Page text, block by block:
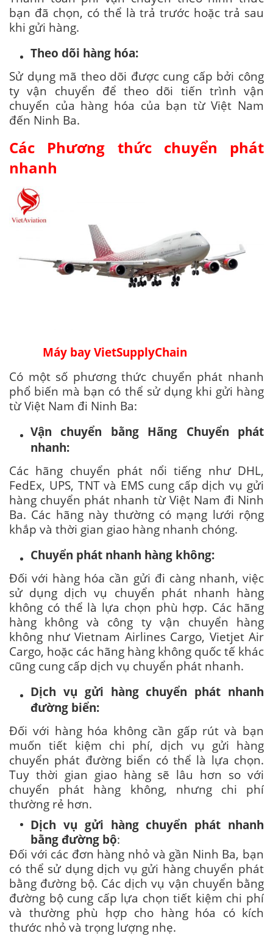
bạn đã chọn, có thể là trả trước hoặc trả sau
khi gửi hàng.
Theo dõi hàng hóa:
Sử dụng mã theo dõi được cung cấp bởi công
ty vận chuyển để theo dõi tiến trình vận
chuyển của hàng hóa của bạn từ Việt Nam
đến Ninh Ba.
Các Phương thức chuyển phát
nhanh
Máy bay VietSupplyChain
Có một số phương thức chuyển phát nhanh
phổ biến mà bạn có thể sử dụng khi gửi hàng
từ Việt Nam đi Ninh Ba:
Vận chuyển bằng Hãng Chuyển phát
nhanh:
Các hãng chuyển phát nổi tiếng như DHL,
FedEx, UPS, TNT và EMS cung cấp dịch vụ gửi
hàng chuyển phát nhanh từ Việt Nam đi Ninh
Ba. Các hãng này thường có mạng lưới rộng
khắp và thời gian giao hàng nhanh chóng.
Chuyển phát nhanh hàng không:
Đối với hàng hóa cần gửi đi càng nhanh, việc
sử dụng dịch vụ chuyển phát nhanh hàng
không có thể là lựa chọn phù hợp. Các hãng
hàng không và công ty vận chuyển hàng
không như Vietnam Airlines Cargo, Vietjet Air
Cargo, hoặc các hãng hàng không quốc tế khác
cũng cung cấp dịch vụ chuyển phát nhanh.
Dịch vụ gửi hàng chuyển phát nhanh
đường biển:
Đối với hàng hóa không cần gấp rút và bạn
muốn tiết kiệm chi phí, dịch vụ gửi hàng
chuyển phát đường biển có thể là lựa chọn.
Tuy thời gian giao hàng sẽ lâu hơn so với
chuyển phát hàng không, nhưng chi phí
thường rẻ hơn.
Dịch vụ gửi hàng chuyển phát nhanh
bằng đường bộ:
Đối với các đơn hàng nhỏ và gần Ninh Ba, bạn
có thể sử dụng dịch vụ gửi hàng chuyển phát
bằng đường bộ. Các dịch vụ vận chuyển bằng
đường bộ cung cấp lựa chọn tiết kiệm chi phí
và thường phù hợp cho hàng hóa có kích
thước nhỏ và trọng lượng nhẹ.